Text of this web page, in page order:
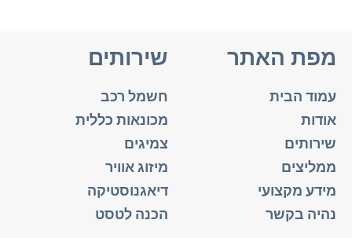
מפת האתר
עמוד הבית
אודות
שירותים
ממליצים
מידע מקצועי
נהיה בקשר
שירותים
חשמל רכב
מכונאות כללית
צמיגים
מיזוג אוויר
דיאגנוסטיקה
הכנה לטסט